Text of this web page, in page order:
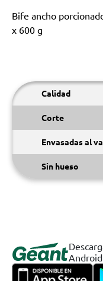
Bife ancho
x 600 g
Calidad
Corte
Envasadas al
Sin hueso
Android